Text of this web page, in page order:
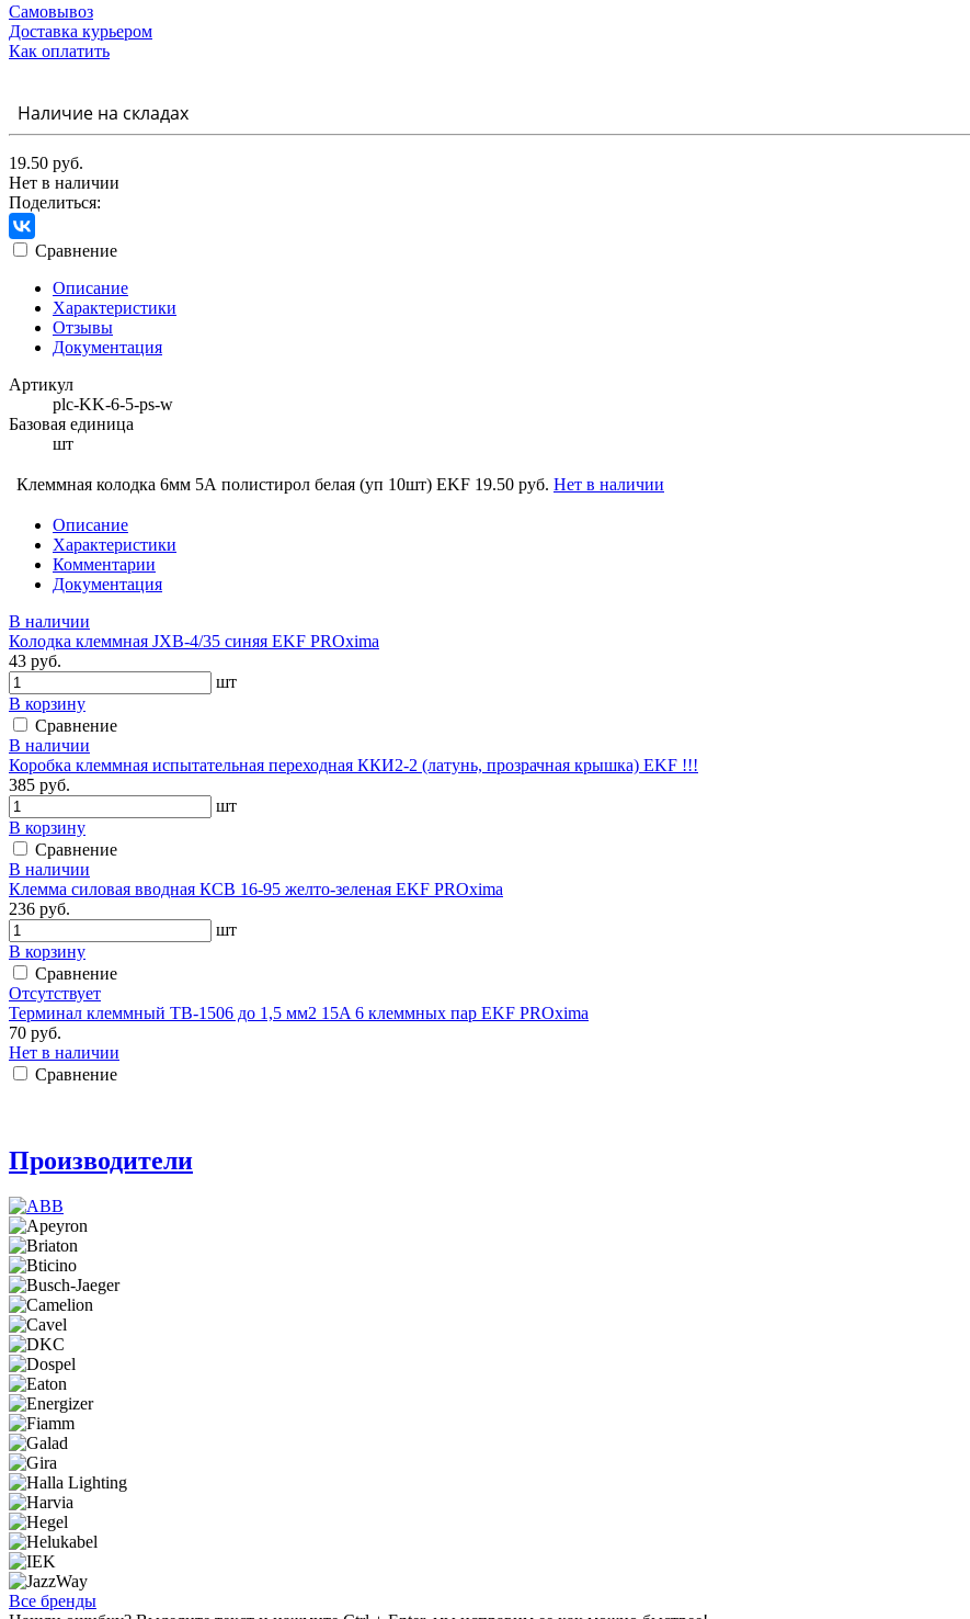
Самовывоз
Доставка курьером
Как оплатить
Наличие на складах
19.50 руб.
Нет в наличии
Поделиться:
Сравнение
Описание
Характеристики
Отзывы
Документация
Артикул
plc-KK-6-5-ps-w
Базовая единица
шт
Клеммная колодка 6мм 5А полистирол белая (уп 10шт) EKF 19.50 руб. Нет в наличии
Описание
Характеристики
Комментарии
Документация
В наличии
Колодка клеммная JXB-4/35 синяя EKF PROxima
43 руб.
шт
В корзину
Сравнение
В наличии
Коробка клеммная испытательная переходная ККИ2-2 (латунь, прозрачная крышка) EKF !!!
385 руб.
шт
В корзину
Сравнение
В наличии
Клемма силовая вводная КСВ 16-95 желто-зеленая EKF PROxima
236 руб.
шт
В корзину
Сравнение
Отсутствует
Терминал клеммный TB-1506 до 1,5 мм2 15A 6 клеммных пар EKF PROxima
70 руб.
Нет в наличии
Сравнение
Производители
Все бренды